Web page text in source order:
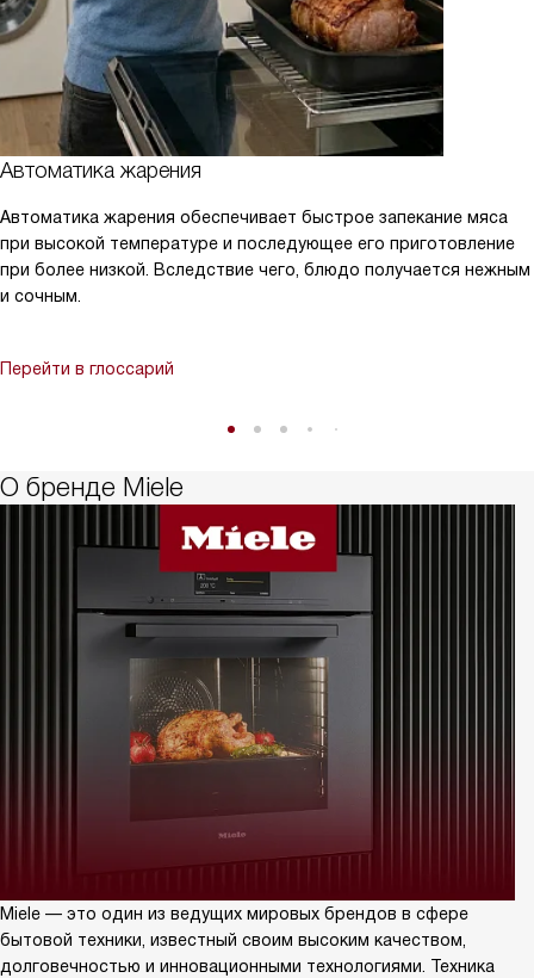
Автоматика жарения
Автоматика жарения обеспечивает быстрое запекание мяса
при высокой температуре и последующее его приготовление
при более низкой. Вследствие чего, блюдо получается нежным
и сочным.
Перейти в глоссарий
О бренде Miele
Miele — это один из ведущих мировых брендов в сфере
бытовой техники, известный своим высоким качеством,
долговечностью и инновационными технологиями. Техника